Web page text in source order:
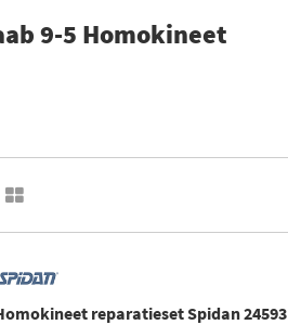
9-5 Homokineet
reparatieset Spidan 24593